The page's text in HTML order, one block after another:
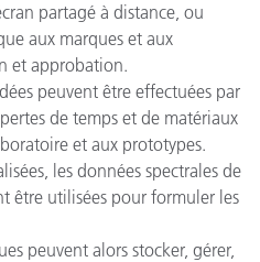
partagé à distance, ou
aux marques et aux
et approbation.
peuvent être effectuées par
de temps et de matériaux
et aux prototypes.
les données spectrales de
être utilisées pour formuler les
peuvent alors stocker, gérer,